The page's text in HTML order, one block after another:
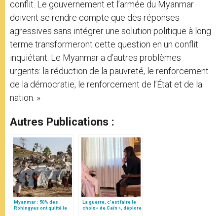
conflit. Le gouvernement et l’armée du Myanmar
doivent se rendre compte que des réponses
agressives sans intégrer une solution politique à long
terme transformeront cette question en un conflit
inquiétant. Le Myanmar a d’autres problèmes
urgents: la réduction de la pauvreté, le renforcement
de la démocratie, le renforcement de l’État et de la
nation. »
Autres Publications :
Myanmar : 50% des
Rohingyas ont quitté le
La guerre, c’est faire le
choix « de Caïn », déplore